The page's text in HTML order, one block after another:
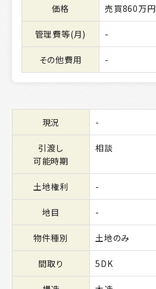
価格 売買860万円
管理費等(月) -
その他費用 -
現況 -
引渡し
可能時期
相談
土地権利 -
地目 -
物件種別 土地のみ
間取り 5DK